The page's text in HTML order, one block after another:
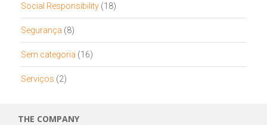
Social Responsibility (18)
Segurança (8)
Sem categoria (16)
Serviços (2)
THE COMPANY